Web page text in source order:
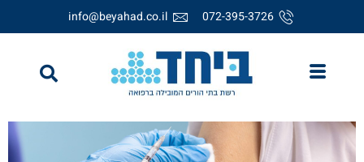
072-395-3726
info@beyahad.co.il